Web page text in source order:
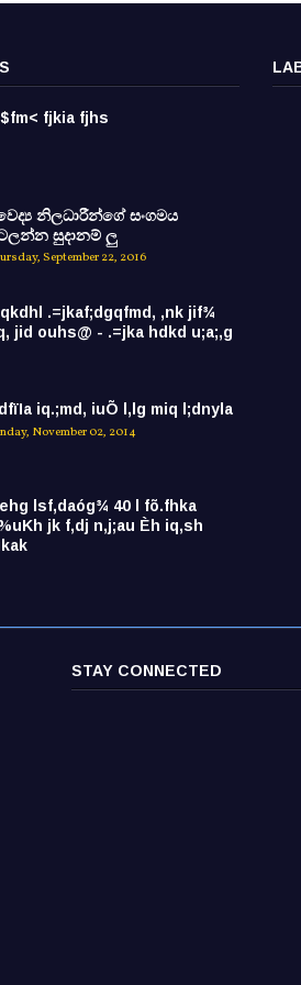
fjkia fjhs
නිලධාරීන්ගේ සංගමය
සුදානම් ලු
September 22, 2016
.=jkaf;dgqfmd, ,nk jif¾
jid ouhs@ - .=jka hdkd u;a;,g
iq.;md, iuÕ l,lg miq l;dnyla
November 02, 2014
lsf,daóg¾ 40 l fõ.fhka
jk f,dj n,j;au Èh iq,sh
STAY CONNECTED